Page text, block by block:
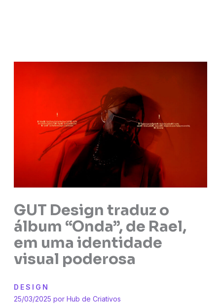
GUT Design traduz o
álbum “Onda”, de Rael,
em uma identidade
visual poderosa
DESIGN
25/03/2025 por Hub de Criativos